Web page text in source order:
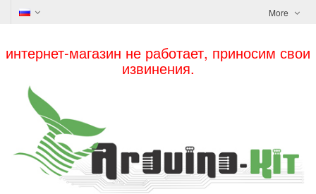
More
интернет-магазин не работает, приносим свои
извинения.